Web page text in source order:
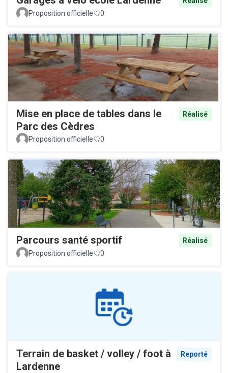
Proposition officielle
0
Mise en place de tables dans le
Parc des Cèdres
Réalisé
Proposition officielle 0
Parcours santé sportif
Réalisé
Proposition officielle
0
Terrain de basket / volley / foot à
Lardenne
Reporté